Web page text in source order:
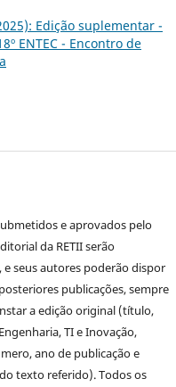
Edição suplementar -
ENTEC - Encontro de
e aprovados pelo
da RETII serão
e seus autores poderão dispor
publicações, sempre
a edição original (título,
TI e Inovação,
ano de publicação e
texto referido). Todos os